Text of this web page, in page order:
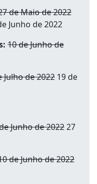
de Maio de 2022
Junho de 2022
10 de Junho de
Julho de 2022 19 de
Junho de 202227
de Junho de 2022